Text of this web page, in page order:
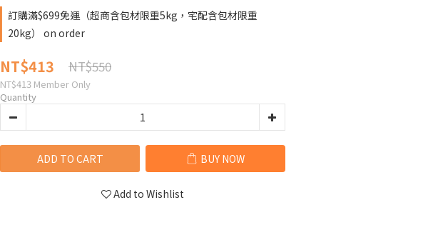
訂購滿$699免運（超商含包材限重5kg，宅配含包材限重
20kg） on order
NT$413 NT$550
NT$413 Member Only
Quantity
ADD TO CART BUY NOW
Add to Wishlist